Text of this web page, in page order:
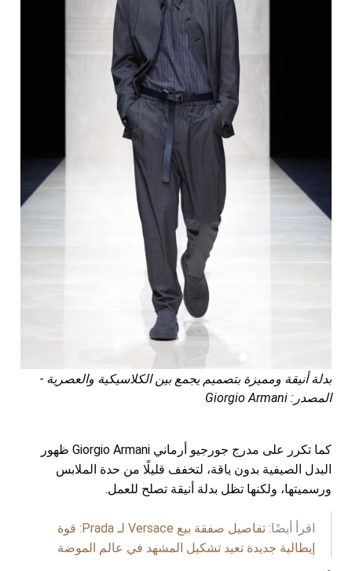
بدلة أنيقة ومميزة بتصميم يجمع بين الكلاسيكية والعصرية -
المصدر: Giorgio Armani
كما تكرر على مدرج جورجيو أرماني Giorgio Armani ظهور
البدل الصيفية بدون ياقة، لتخفف قليلًا من حدة الملابس
ورسميتها، ولكنها تظل بدلة أنيقة تصلح للعمل.
اقرأ أيضًا:
تفاصيل صفقة بيع Versace لـ Prada: قوة
إيطالية جديدة تعيد تشكيل المشهد في عالم الموضة